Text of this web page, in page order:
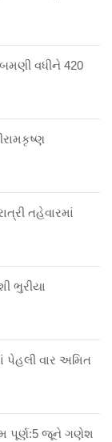
બમણી વધીને 420
તહેવારમાં
ભુરીયા
પેહલી વાર અમિત
પૂર્ણ:5 જૂને ગણેશ